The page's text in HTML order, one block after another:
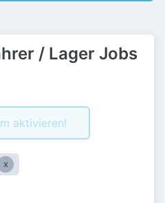
/ Lager Jobs
aktivieren!